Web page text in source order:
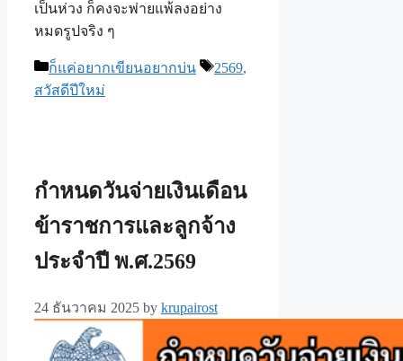
เป็นห่วง ก็คงจะพ่ายแพ้ลงอย่าง
หมดรูปจริง ๆ
Categories
ก็แค่อยากเขียนอยากบ่น Tags
2569,
สวัสดีปีใหม่
กำหนดวันจ่ายเงินเดือน
ข้าราชการและลูกจ้าง
ประจำปี พ.ศ.​2569
24 ธันวาคม 2025 by krupairost